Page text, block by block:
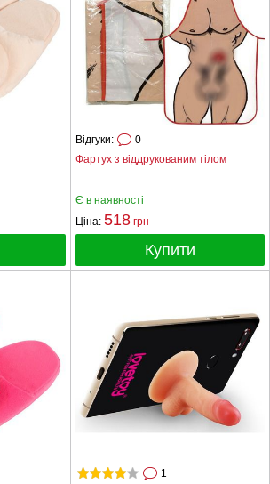
Фартух з віддрукованим тілом
Відгуки: 0
Є в наявності
Ціна: 518 грн
Купити
1